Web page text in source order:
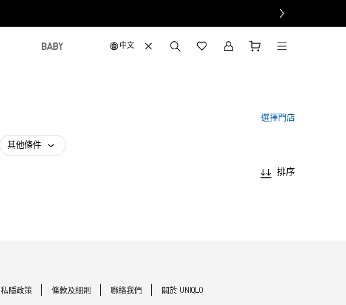
BABY 中文
選擇門店
其他條件
排序
私隱政策 條款及細則 聯絡我們 關於 UNIQLO